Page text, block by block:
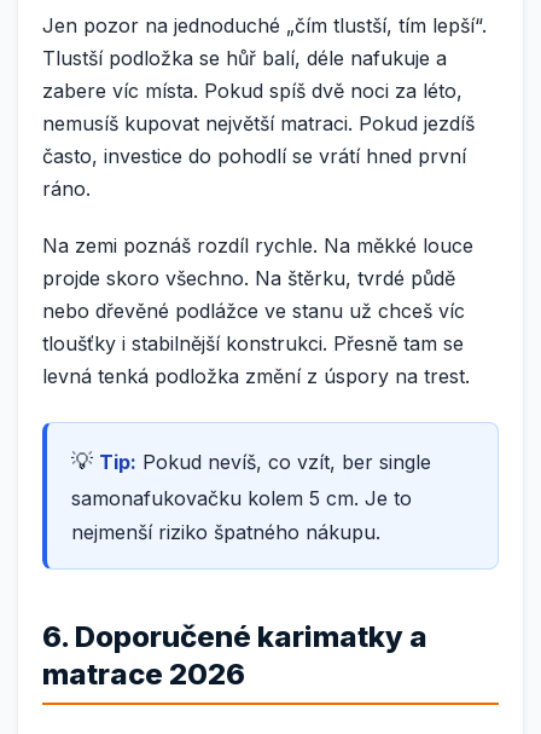
Jen pozor na jednoduché „čím tlustší, tím lepší“.
Tlustší podložka se hůř balí, déle nafukuje a
zabere víc místa. Pokud spíš dvě noci za léto,
nemusíš kupovat největší matraci. Pokud jezdíš
často, investice do pohodlí se vrátí hned první
ráno.
Na zemi poznáš rozdíl rychle. Na měkké louce
projde skoro všechno. Na štěrku, tvrdé půdě
nebo dřevěné podlážce ve stanu už chceš víc
tloušťky i stabilnější konstrukci. Přesně tam se
levná tenká podložka změní z úspory na trest.
Tip: Pokud nevíš, co vzít, ber single
samonafukovačku kolem 5 cm. Je to
nejmenší riziko špatného nákupu.
6. Doporučené karimatky a
matrace 2026